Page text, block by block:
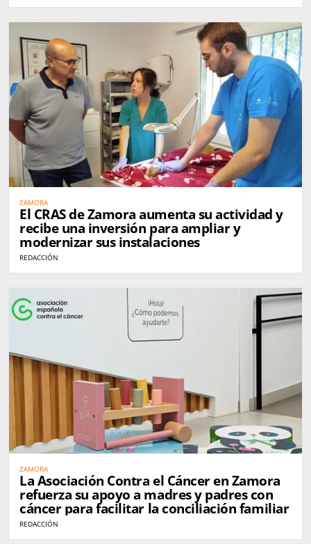
ZAMORA
El CRAS de Zamora aumenta su actividad y
recibe una inversión para ampliar y
modernizar sus instalaciones
REDACCIÓN
ZAMORA
La Asociación Contra el Cáncer en Zamora
refuerza su apoyo a madres y padres con
cáncer para facilitar la conciliación familiar
REDACCIÓN